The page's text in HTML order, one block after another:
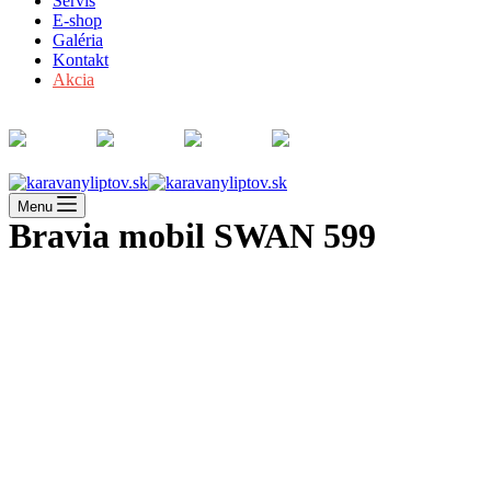
E-shop
Galéria
Kontakt
Akcia
Menu
Bravia mobil SWAN 599